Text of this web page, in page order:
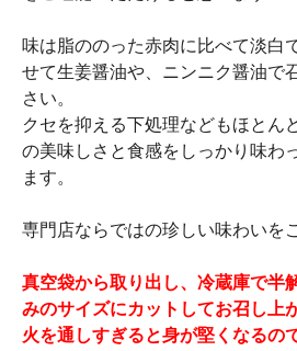
味は脂ののった赤肉に比べて淡白
せて生姜醤油や、ニンニク醤油で
さい。
クセを抑える下処理などもほとん
の美味しさと食感をしっかり味わ
ます。
専門店ならではの珍しい味わいを
真空袋から取り出し、冷蔵庫で半
みのサイズにカットしてお召し上
火を通しすぎると身が堅くなるの